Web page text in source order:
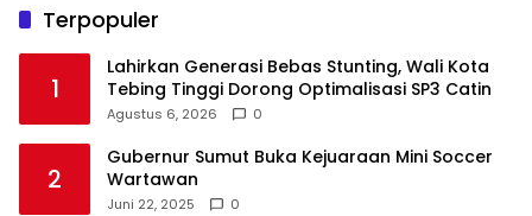
Terpopuler
1
Lahirkan Generasi Bebas Stunting, Wali Kota
Tebing Tinggi Dorong Optimalisasi SP3 Catin
Agustus 6, 2026 0
2
Gubernur Sumut Buka Kejuaraan Mini Soccer
Wartawan
Juni 22, 2025 0